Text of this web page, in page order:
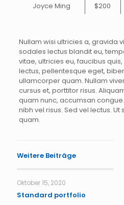
Joyce Ming
$200
Nullam wisi ultricies a, gravida
sodales lectus blandit eu,
vitae, ultricies eu, faucibus
lectus, pellentesque eget,
ullamcorper quam. Nullam
cursus et, porttitor risus.
quam nunc, accumsan
nibh vel risus. Sed vel lectus.
quam.
Weitere Beiträge
Oktober 15, 2020
Standard portfolio